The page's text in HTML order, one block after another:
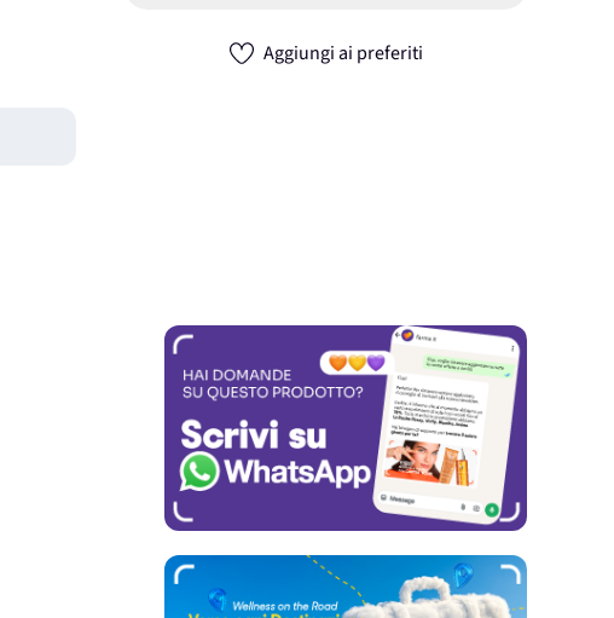
Aggiungi ai preferiti